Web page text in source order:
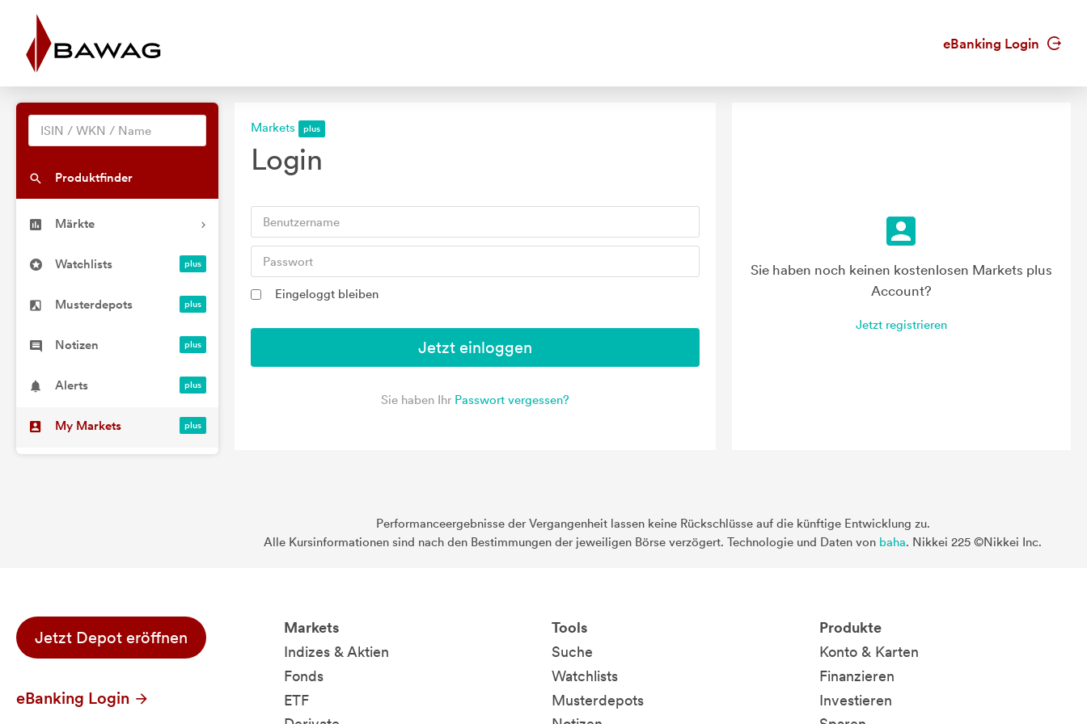
eBanking Login
Produktfinder
Märkte
Watchlists
Musterdepots
Notizen
Alerts
My Markets
Markets
Login
Eingeloggt bleiben
Jetzt einloggen
Sie haben Ihr Passwort vergessen?
Sie haben noch keinen kostenlosen Markets plus
Account?
Jetzt registrieren
Performanceergebnisse der Vergangenheit lassen keine Rückschlüsse auf die künftige Entwicklung zu.
Alle Kursinformationen sind nach den Bestimmungen der jeweiligen Börse verzögert. Technologie und Daten von baha. Nikkei 225 ©Nikkei Inc.
Jetzt Depot eröffnen
eBanking Login
Markets
Indizes & Aktien
Fonds
ETF
Tools
Suche
Watchlists
Musterdepots
Produkte
Konto & Karten
Finanzieren
Investieren